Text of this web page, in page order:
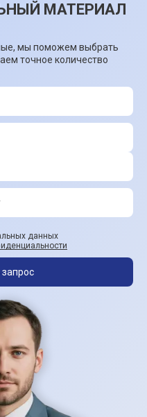
МАТЕРИАЛ
мы поможем выбрать
точное количество
данных